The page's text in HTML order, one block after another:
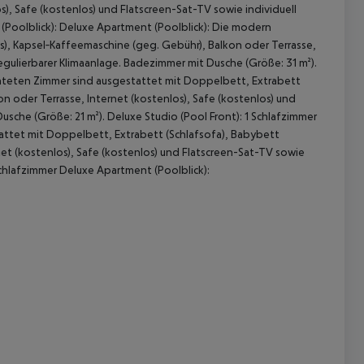
Safe (kostenlos) und Flatscreen-Sat-TV sowie individuell
(Poolblick): Deluxe Apartment (Poolblick): Die modern
(geg. Gebühr), Balkon oder Terrasse,
Klimaanlage. Badezimmer mit Dusche (Größe: 31 m²).
Zimmer sind ausgestattet mit Doppelbett, Extrabett
oder Terrasse, Internet (kostenlos), Safe (kostenlos) und
(Größe: 21 m²). Deluxe Studio (Pool Front): 1 Schlafzimmer
mit Doppelbett, Extrabett (Schlafsofa), Babybett
(kostenlos), Safe (kostenlos) und Flatscreen-Sat-TV sowie
Deluxe Apartment (Poolblick):